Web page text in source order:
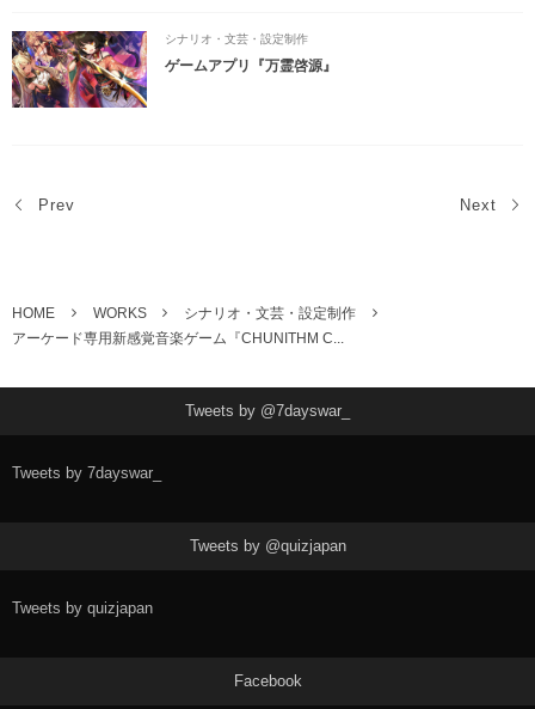
シナリオ・文芸・設定制作
ゲームアプリ『万霊啓源』
Prev Next
HOME WORKS
シナリオ・文芸・設定制作
アーケード専用新感覚音楽ゲーム『CHUNITHM C...
Tweets by @7dayswar_
Tweets by 7dayswar_
Tweets by @quizjapan
Tweets by quizjapan
Facebook